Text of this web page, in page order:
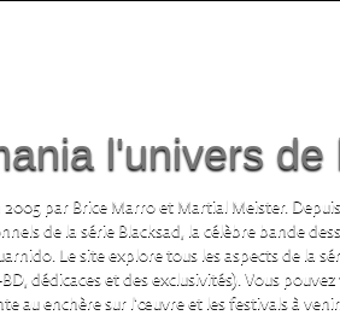
l'univers
2005 par Brice Marro et Martial Meister.
de la série Blacksad, la célèbre bande
Le site explore tous les aspects de la
dédicaces et des exclusivités). Vous
au enchère sur l'œuvre et les festivals à